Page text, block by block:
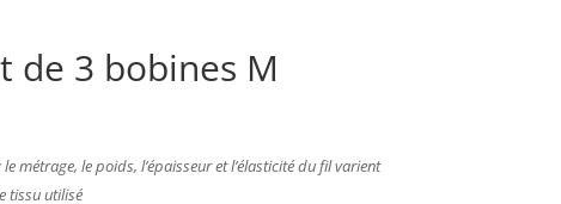
de 3 bobines M
métrage, le poids, l’épaisseur et l’élasticité du fil varient
tissu utilisé